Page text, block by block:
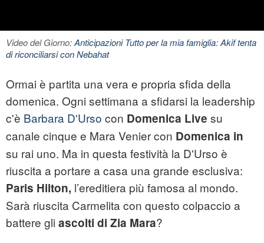
Video del Giorno:Anticipazioni Tutto per la mia famiglia: Akif tenta
di riconciliarsi con Nebahat
Ormai è partita una vera e propria sfida della
domenica. Ogni settimana a sfidarsi la leadership
c'è Barbara D'Urso con Domenica Live su
canale cinque e Mara Venier con Domenica in
su rai uno. Ma in questa festività la D'Urso è
riuscita a portare a casa una grande esclusiva:
Paris Hilton, l’ereditiera più famosa al mondo.
Sarà riuscita Carmelita con questo colpaccio a
battere gli ascolti di Zia Mara?